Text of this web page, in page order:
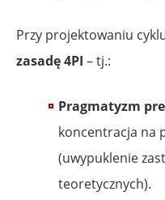
Przy projektowaniu
zasadę 4PI – tj.:
Pragmatyzm
koncentracja na
(uwypuklenie
teoretycznych).